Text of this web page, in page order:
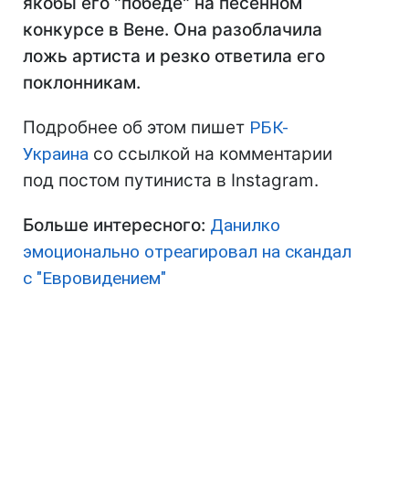
конкурсе в Вене. Она разоблачила
ложь артиста и резко ответила его
поклонникам.
Подробнее об этом пишет РБК-
Украина со ссылкой на комментарии
под постом путиниста в Instagram.
Больше интересного: Данилко
эмоционально отреагировал на скандал
с "Евровидением"